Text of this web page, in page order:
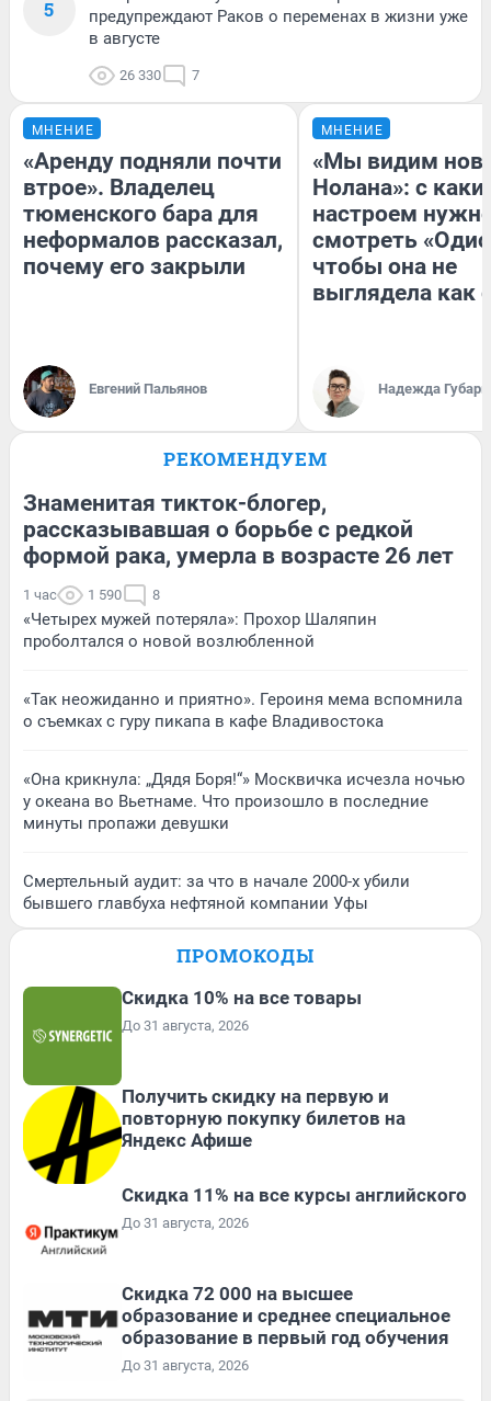
5
предупреждают Раков о переменах в жизни уже
в августе
26 330 7
МНЕНИЕ
«Аренду подняли почти
втрое». Владелец
тюменского бара для
неформалов рассказал,
почему его закрыли
Евгений Пальянов
МНЕНИЕ
«Мы видим
Нолана»: с
настроем
смотреть
чтобы она не
выглядела как
Надежда Губарь
РЕКОМЕНДУЕМ
Знаменитая тикток-блогер,
рассказывавшая о борьбе с редкой
формой рака, умерла в возрасте 26 лет
1 час 1 590 8
«Четырех мужей потеряла»: Прохор Шаляпин
проболтался о новой возлюбленной
«Так неожиданно и приятно». Героиня мема вспомнила
о съемках с гуру пикапа в кафе Владивостока
«Она крикнула: „Дядя Боря!“» Москвичка исчезла ночью
у океана во Вьетнаме. Что произошло в последние
минуты пропажи девушки
Смертельный аудит: за что в начале 2000-х убили
бывшего главбуха нефтяной компании Уфы
ПРОМОКОДЫ
Скидка 10% на все товары
До 31 августа, 2026
Получить скидку на первую и
повторную покупку билетов на
Яндекс Афише
Скидка 11% на все курсы английского
До 31 августа, 2026
Скидка 72 000 на высшее
образование и среднее специальное
образование в первый год обучения
До 31 августа, 2026